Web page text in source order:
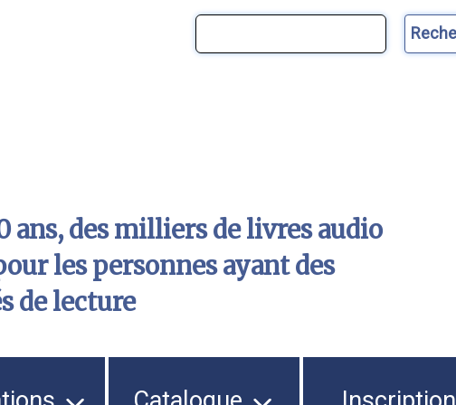
ans, des milliers de livres audio
les personnes ayant des
de lecture